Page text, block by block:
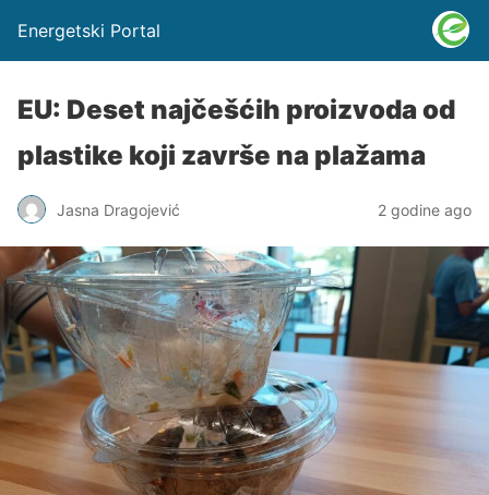
Energetski Portal
EU: Deset najčešćih proizvoda od
plastike koji završe na plažama
Jasna Dragojević 2 godine ago